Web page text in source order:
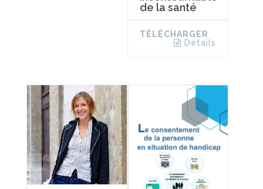
de la santé
TÉLÉCHARGER
Details